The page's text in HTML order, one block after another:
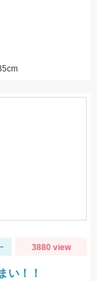
3880 view
い！！